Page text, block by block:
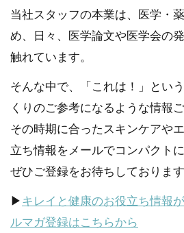
当社スタッフの本業は、医学・
め、日々、医学論文や医学会の
触れています。
そんな中で、「これは！」とい
くりのご参考になるような情報
その時期に合ったスキンケアや
立ち情報をメールでコンパクト
ぜひご登録をお待ちしております
▶ キレイと健康のお役立ち情報
ルマガ登録はこちらから